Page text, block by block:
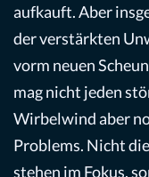
aufkauft. Aber
der verstärkten
vorm neuen
mag nicht jeden
Wirbelwind aber
Problems. Nicht
stehen im Fokus,